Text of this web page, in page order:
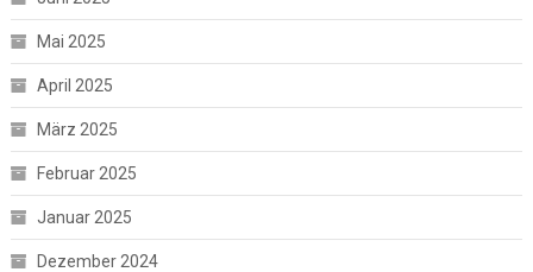
Mai 2025
April 2025
März 2025
Februar 2025
Januar 2025
Dezember 2024